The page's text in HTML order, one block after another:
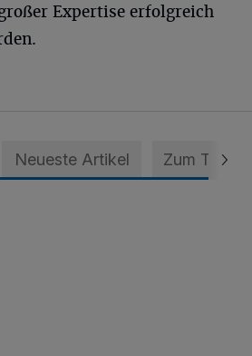
Expertise erfolgreich
Neueste Artikel Zum Thema